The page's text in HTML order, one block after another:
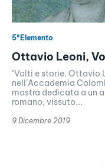
5°Elemento
Ottavio Leoni,
"Volti e storie. Ottavio
nell’Accademia
mostra dedicata a un artista
romano, vissuto...
9 Dicembre 2019